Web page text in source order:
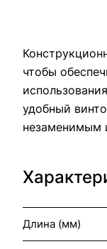
чтобы
удобный
незаменимым
Длина (мм)